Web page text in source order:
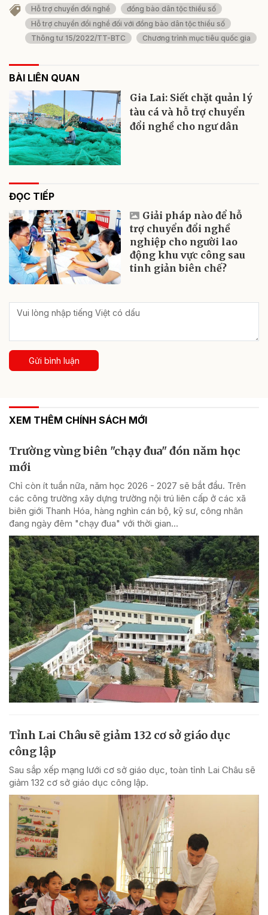
Hỗ trợ chuyển đổi nghề
đồng bào dân tộc thiểu số
Hỗ trợ chuyển đổi nghề đối với đồng bào dân tộc thiểu số
Thông tư 15/2022/TT-BTC
Chương trình mục tiêu quốc gia
BÀI LIÊN QUAN
Gia Lai: Siết chặt quản lý
tàu cá và hỗ trợ chuyển
đổi nghề cho ngư dân
ĐỌC TIẾP
Giải pháp nào để hỗ
trợ chuyển đổi nghề
nghiệp cho người lao
động khu vực công sau
tinh giản biên chế?
Gửi bình luận
XEM THÊM CHÍNH SÁCH MỚI
Trường vùng biên "chạy đua" đón năm học
mới
Chỉ còn ít tuần nữa, năm học 2026 - 2027 sẽ bắt đầu. Trên
các công trường xây dựng trường nội trú liên cấp ở các xã
biên giới Thanh Hóa, hàng nghìn cán bộ, kỹ sư, công nhân
đang ngày đêm "chạy đua" với thời gian...
Tỉnh Lai Châu sẽ giảm 132 cơ sở giáo dục
công lập
Sau sắp xếp mạng lưới cơ sở giáo dục, toàn tỉnh Lai Châu sẽ
giảm 132 cơ sở giáo dục công lập.